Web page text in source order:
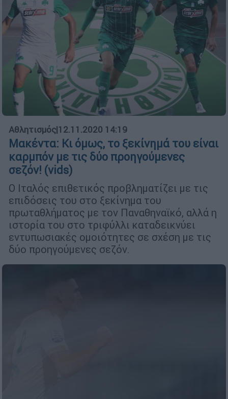
Αθλητισμός|12.11.2020 14:19
Μακέντα: Κι όμως, το ξεκίνημά του είναι
καρμπόν με τις δύο προηγούμενες
σεζόν! (vids)
Ο Ιταλός επιθετικός προβληματίζει με τις
επιδόσεις του στο ξεκίνημα του
πρωταθλήματος με τον Παναθηναϊκό, αλλά η
ιστορία του στο τριφύλλι καταδεικνύει
εντυπωσιακές ομοιότητες σε σχέση με τις
δύο προηγούμενες σεζόν.